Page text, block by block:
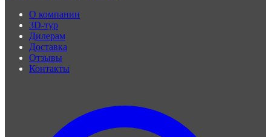
О компании
3D-тур
Дилерам
Доставка
Отзывы
Контакты